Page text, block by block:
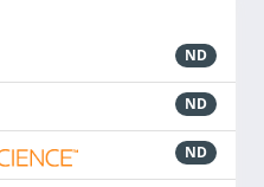
ND
ND
ND